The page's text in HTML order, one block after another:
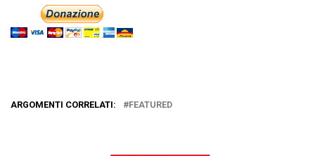
ARGOMENTI CORRELATI: FEATURED